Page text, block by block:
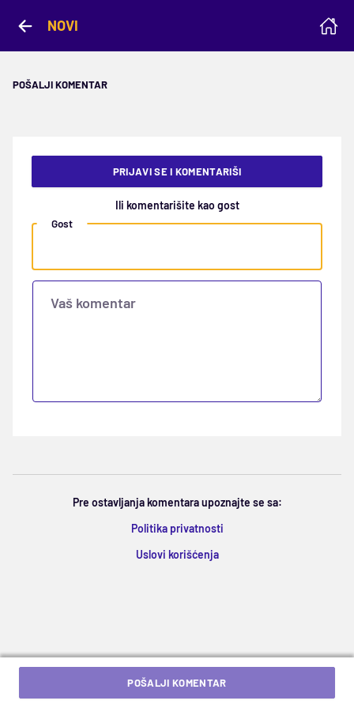
NOVI
POŠALJI KOMENTAR
PRIJAVI SE I KOMENTARIŠI
Ili komentarišite kao gost
Gost
Vaš komentar
Pre ostavljanja komentara upoznajte se sa:
Politika privatnosti
Uslovi korišćenja
POŠALJI KOMENTAR